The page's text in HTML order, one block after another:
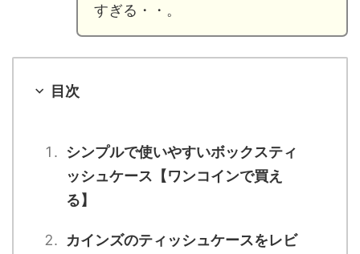
すぎる・・。
目次
シンプルで使いやすいボックスティ
ッシュケース【ワンコインで買え
る】
カインズのティッシュケースをレビ